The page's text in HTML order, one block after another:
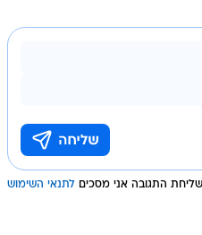
התגובה אני מסכים לתנאי השימוש